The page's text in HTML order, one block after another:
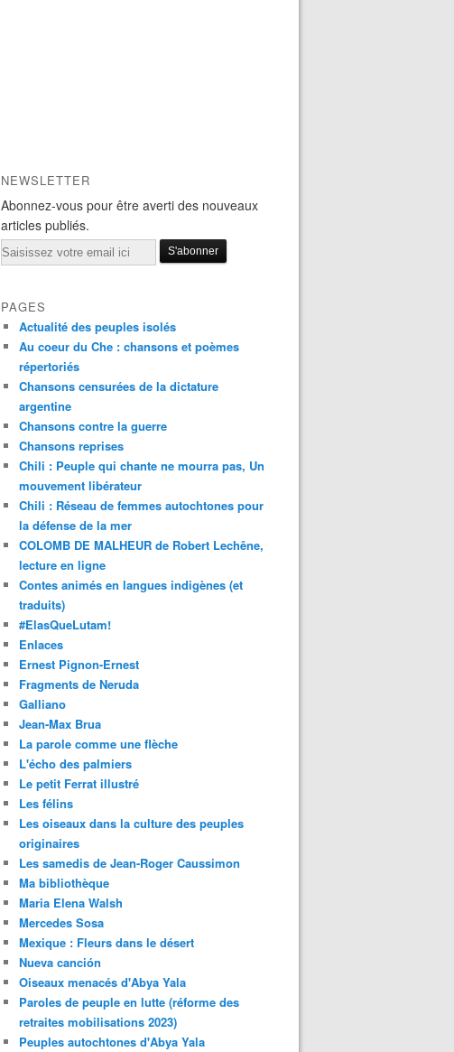
NEWSLETTER
Abonnez-vous pour être averti des nouveaux
articles publiés.
Email
PAGES
Actualité des peuples isolés
Au coeur du Che : chansons et poèmes
répertoriés
Chansons censurées de la dictature
argentine
Chansons contre la guerre
Chansons reprises
Chili : Peuple qui chante ne mourra pas, Un
mouvement libérateur
Chili : Réseau de femmes autochtones pour
la défense de la mer
COLOMB DE MALHEUR de Robert Lechêne,
lecture en ligne
Contes animés en langues indigènes (et
traduits)
#ElasQueLutam!
Enlaces
Ernest Pignon-Ernest
Fragments de Neruda
Galliano
Jean-Max Brua
La parole comme une flèche
L'écho des palmiers
Le petit Ferrat illustré
Les félins
Les oiseaux dans la culture des peuples
originaires
Les samedis de Jean-Roger Caussimon
Ma bibliothèque
Maria Elena Walsh
Mercedes Sosa
Mexique : Fleurs dans le désert
Nueva canción
Oiseaux menacés d'Abya Yala
Paroles de peuple en lutte (réforme des
retraites mobilisations 2023)
Peuples autochtones d'Abya Yala